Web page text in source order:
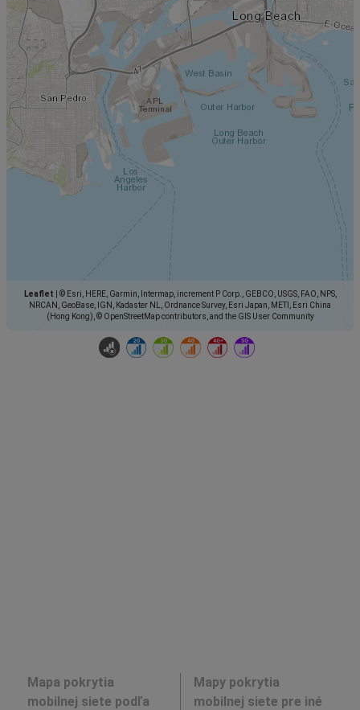
Leaflet
© Esri, HERE, Garmin, Intermap, increment P Corp., GEBCO, USGS, FAO, NPS,
NRCAN, GeoBase, IGN, Kadaster NL, Ordnance Survey, Esri Japan, METI, Esri China
(Hong Kong), © OpenStreetMap contributors, and the GIS User Community
Mapa pokrytia
mobilnej siete podľa
Mapy pokrytia
mobilnej siete pre iné